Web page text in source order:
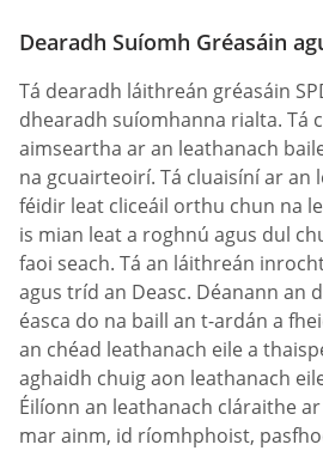
Dearadh Suíomh Gréasáin
Tá dearadh láithreán gréasáin
dhearadh suíomhanna rialta. Tá
aimseartha ar an leathanach
na gcuairteoirí. Tá cluaisíní ar an
féidir leat cliceáil orthu chun na
is mian leat a roghnú agus dul
faoi seach. Tá an láithreán
agus tríd an Deasc. Déanann an
éasca do na baill an t-ardán a
an chéad leathanach eile a
aghaidh chuig aon leathanach
Éilíonn an leathanach cláraithe
mar ainm, id ríomhphoist,